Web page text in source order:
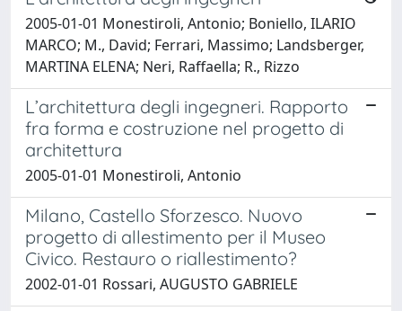
2005-01-01 Monestiroli, Antonio; Boniello, ILARIO
MARCO; M., David; Ferrari, Massimo; Landsberger,
MARTINA ELENA; Neri, Raffaella; R., Rizzo
L’architettura degli ingegneri. Rapporto
fra forma e costruzione nel progetto di
architettura
2005-01-01 Monestiroli, Antonio
Milano, Castello Sforzesco. Nuovo
progetto di allestimento per il Museo
Civico. Restauro o riallestimento?
2002-01-01 Rossari, AUGUSTO GABRIELE